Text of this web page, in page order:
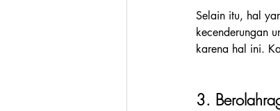
Selain itu, hal
kecenderungan
karena hal ini.
3.